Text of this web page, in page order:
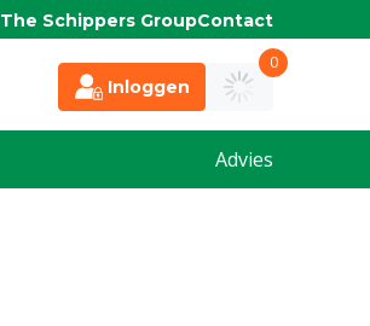
The Schippers GroupContact
Inloggen
0
Advies